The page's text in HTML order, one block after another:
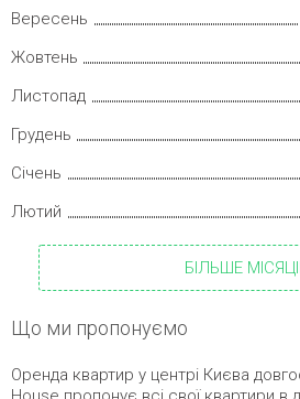
Вересень
Жовтень
Листопад
Грудень
Січень
Лютий
БІЛЬШЕ
Що ми пропонуємо
Оренда квартир у центрі Києва